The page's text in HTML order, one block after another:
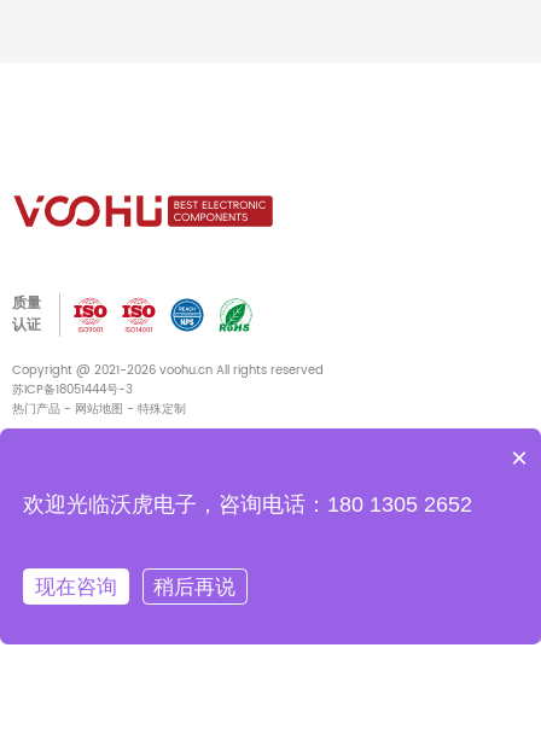
质量
认证
Copyright @ 2021-2026 voohu.cn All rights reserved
苏ICP备18051444号-3
热门产品 - 网站地图 - 特殊定制
电话 400-1048-018 电话 180 2130 1136/133 3865 5578
×
欢迎光临沃虎电子，咨询电话：180 1305 2652
现在咨询 稍后再说